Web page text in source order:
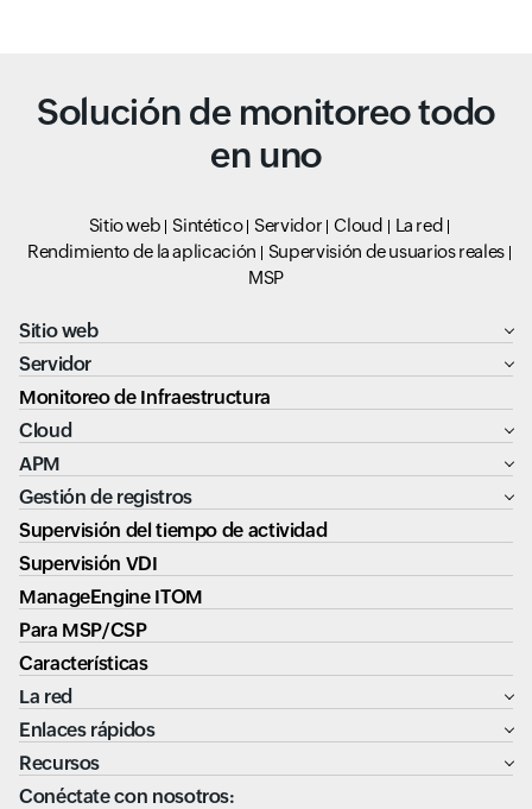
Solución de monitoreo todo
en uno
Sitio web Sintético Servidor Cloud
La red
Rendimiento de la aplicación
Supervisión de usuarios reales
MSP
Sitio web
Servidor
Monitoreo de Infraestructura
Cloud
APM
Gestión de registros
Supervisión del tiempo de actividad
Supervisión VDI
ManageEngine ITOM
Para MSP/CSP
Características
La red
Enlaces rápidos
Recursos
Conéctate con nosotros: